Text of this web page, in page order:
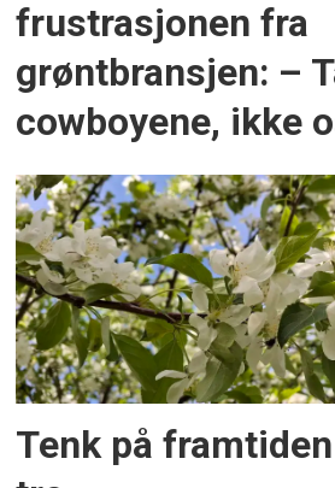
frustrasjonen fra
grøntbransjen: –
cowboyene, ikke
Tenk på